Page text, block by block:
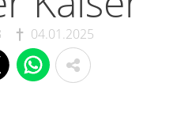
04.01.2025